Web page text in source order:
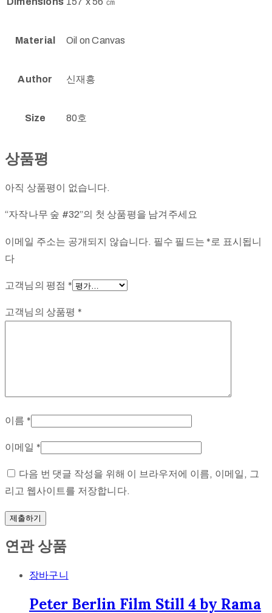
Material Oil on Canvas
Author 신재흥
Size 80호
상품평
아직 상품평이 없습니다.
“자작나무 숲 #32”의 첫 상품평을 남겨주세요
이메일 주소는 공개되지 않습니다. 필수 필드는 * 로 표시됩니
다
고객님의 평점 *
고객님의 상품평 *
이름 *
이메일 *
다음 번 댓글 작성을 위해 이 브라우저에 이름, 이메일, 그
리고 웹사이트를 저장합니다.
연관 상품
장바구니
Peter Berlin Film Still 4 by Rama